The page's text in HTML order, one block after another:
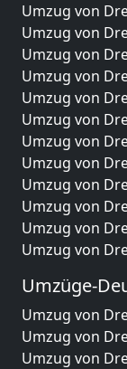
Umzug von
Umzug von
Umzug von
Umzug von
Umzug von
Umzug von
Umzug von
Umzug von
Umzug von
Umzug von
Umzug von
Umzug von
Umzüge-
Umzug von
Umzug von
Umzug von